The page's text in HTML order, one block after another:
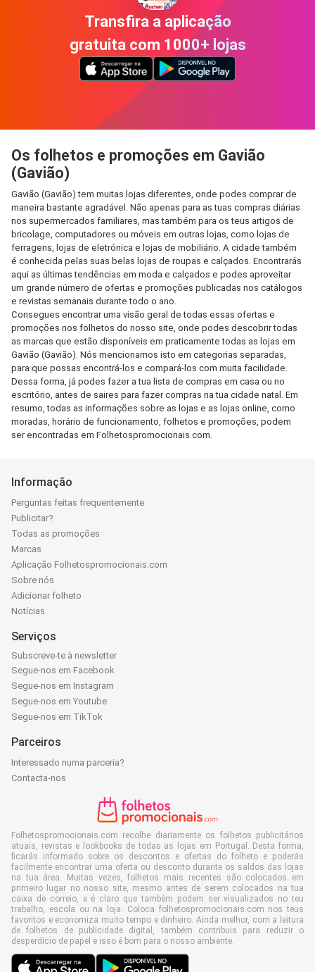
Transfira a aplicação
gratuita com 1000+ lojas
Os folhetos e promoções em Gavião
(Gavião)
Gavião (Gavião) tem muitas lojas diferentes, onde podes comprar de
maneira bastante agradável. Não apenas para as tuas compras diárias
nos supermercados familiares, mas também para os teus artigos de
bricolage, computadores ou móveis em outras lojas, como lojas de
ferragens, lojas de eletrónica e lojas de mobiliário. A cidade também
é conhecida pelas suas belas lojas de roupas e calçados. Encontrarás
aqui as últimas tendências em moda e calçados e podes aproveitar
um grande número de ofertas e promoções publicadas nos catálogos
e revistas semanais durante todo o ano.
Consegues encontrar uma visão geral de todas essas ofertas e
promoções nos folhetos do nosso site, onde podes descobrir todas
as marcas que estão disponíveis em praticamente todas as lojas em
Gavião (Gavião). Nós mencionamos isto em categorias separadas,
para que possas encontrá-los e compará-los com muita facilidade.
Dessa forma, já podes fazer a tua lista de compras em casa ou no
escritório, antes de saires para fazer compras na tua cidade natal. Em
resumo, todas as informações sobre as lojas e as lojas online, como
moradas, horário de funcionamento, folhetos e promoções, podem
ser encontradas em Folhetospromocionais.com.
Informação
Perguntas feitas frequentemente
Publicitar?
Todas as promoções
Marcas
Aplicação Folhetospromocionais.com
Sobre nós
Adicionar folheto
Notícias
Serviços
Subscreve-te à newsletter
Segue-nos em Facebook
Segue-nos em Instagram
Segue-nos em Youtube
Segue-nos em TikTok
Parceiros
Interessado numa parceria?
Contacta-nos
Folhetospromocionais.com recolhe diariamente os folhetos publicitários
atuais, revistas e lookbooks de todas as lojas em Portugal. Desta forma,
ficarás informado sobre os descontos e ofertas do folheto e poderás
facilmente encontrar uma oferta ou desconto durante os saldos das lojas
na tua área. Muitas vezes, folhetos mais recentes são colocados em
primeiro lugar no nosso site, mesmo antes de serem colocados na tua
caixa de correio, e é claro que também podem ser visualizados no teu
trabalho, escola ou na loja. Coloca folhetospromocionais.com nos teus
favoritos e economiza muito tempo e dinheiro. Ainda melhor, com a leitura
de folhetos de publicidade digital, também contribuis para reduzir o
desperdício de papel e isso é bom para o nosso ambiente.